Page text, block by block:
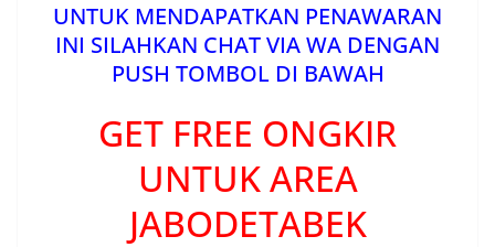
UNTUK MENDAPATKAN PENAWARAN
INI SILAHKAN CHAT VIA WA DENGAN
PUSH TOMBOL DI BAWAH
GET FREE ONGKIR
UNTUK AREA
JABODETABEK